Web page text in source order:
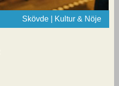
Skövde | Kultur & Nöje